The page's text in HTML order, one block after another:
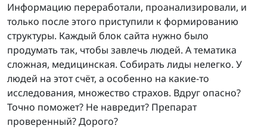
Информацию переработали, проанализировали, и
только после этого приступили к формированию
структуры. Каждый блок сайта нужно было
продумать так, чтобы завлечь людей. А тематика
сложная, медицинская. Собирать лиды нелегко. У
людей на этот счёт, а особенно на какие-то
исследования, множество страхов. Вдруг опасно?
Точно поможет? Не навредит? Препарат
проверенный? Дорого?